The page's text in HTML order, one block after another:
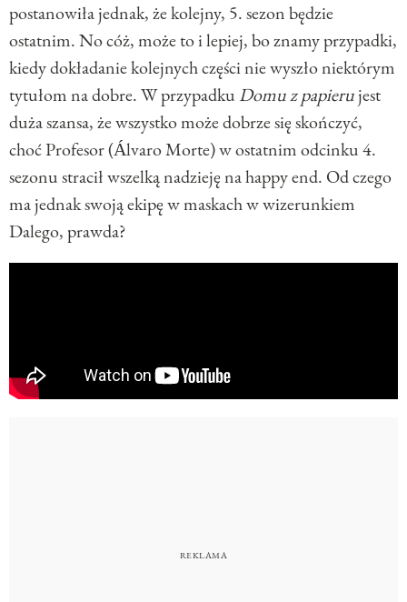
postanowiła jednak, że kolejny, 5. sezon będzie
ostatnim. No cóż, może to i lepiej, bo znamy przypadki,
kiedy dokładanie kolejnych części nie wyszło niektórym
tytułom na dobre. W przypadkuDomu z papierujest
duża szansa, że wszystko może dobrze się skończyć,
choć Profesor (Álvaro Morte) w ostatnim odcinku 4.
sezonu stracił wszelką nadzieję na happy end. Od czego
ma jednak swoją ekipę w maskach w wizerunkiem
Dalego, prawda?